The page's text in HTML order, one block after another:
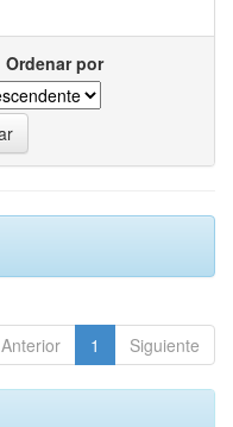
Ordenar por
Anterior 1 Siguiente